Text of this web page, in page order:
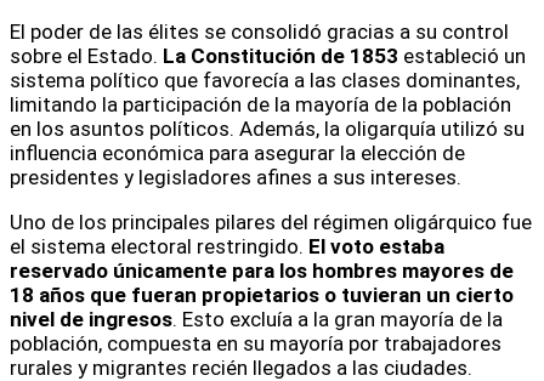
El poder de las élites se consolidó gracias a su control
sobre el Estado. La Constitución de 1853 estableció un
sistema político que favorecía a las clases dominantes,
limitando la participación de la mayoría de la población
en los asuntos políticos. Además, la oligarquía utilizó su
influencia económica para asegurar la elección de
presidentes y legisladores afines a sus intereses.
Uno de los principales pilares del régimen oligárquico fue
el sistema electoral restringido. El voto estaba
reservado únicamente para los hombres mayores de
18 años que fueran propietarios o tuvieran un cierto
nivel de ingresos. Esto excluía a la gran mayoría de la
población, compuesta en su mayoría por trabajadores
rurales y migrantes recién llegados a las ciudades.